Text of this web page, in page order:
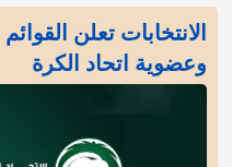
الانتخابات تعلن
وعضوية اتحاد الكرة